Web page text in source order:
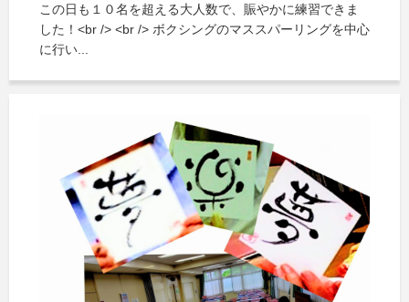
この日も１０名を超える大人数で、賑やかに練習できま
した！<br /> <br /> ボクシングのマススパーリングを中心
に行い...